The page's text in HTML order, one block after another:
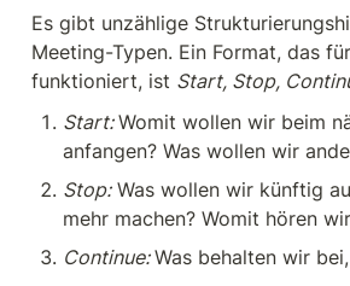
Es gibt unzählige
Meeting-Typen. Ein Format, das
funktioniert, ist Start, Stop,
Start: Womit wollen wir beim
anfangen? Was wollen wir
Stop: Was wollen wir künftig
mehr machen? Womit hören
Continue: Was behalten wir